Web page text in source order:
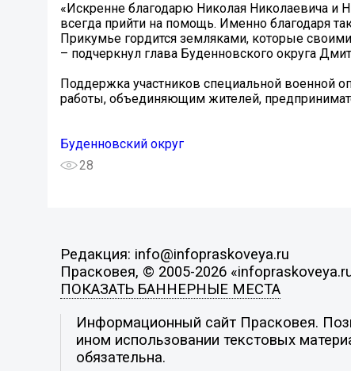
«Искренне благодарю Николая Николаевича и
всегда прийти на помощь. Именно благодаря
Прикумье гордится земляками, которые
– подчеркнул глава Буденновского округа
Поддержка участников специальной военной
работы, объединяющим жителей,
Буденновский округ
28
Редакция: info@infopraskoveya.ru
Прасковея, © 2005-2026
ПОКАЗАТЬ БАННЕРНЫЕ МЕСТА
Информационный сайт Прасковея.
ином использовании текстовых
обязательна.